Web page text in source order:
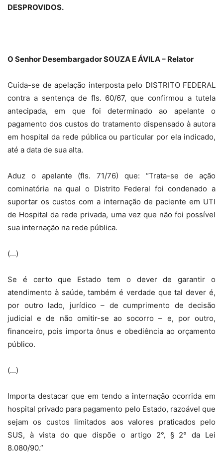
DESPROVIDOS.
O Senhor Desembargador SOUZA E ÁVILA – Relator
Cuida-se de apelação interposta pelo DISTRITO FEDERAL
contra a sentença de fls. 60/67, que confirmou a tutela
antecipada, em que foi determinado ao apelante o
pagamento dos custos do tratamento dispensado à autora
em hospital da rede pública ou particular por ela indicado,
até a data de sua alta.
Aduz o apelante (fls. 71/76) que: “Trata-se de ação
cominatória na qual o Distrito Federal foi condenado a
suportar os custos com a internação de paciente em UTI
de Hospital da rede privada, uma vez que não foi possível
sua internação na rede pública.
(…)
Se é certo que Estado tem o dever de garantir o
atendimento à saúde, também é verdade que tal dever é,
por outro lado, jurídico – de cumprimento de decisão
judicial e de não omitir-se ao socorro – e, por outro,
financeiro, pois importa ônus e obediência ao orçamento
público.
(…)
Importa destacar que em tendo a internação ocorrida em
hospital privado para pagamento pelo Estado, razoável que
sejam os custos limitados aos valores praticados pelo
SUS, à vista do que dispõe o artigo 2°, § 2° da Lei
8.080/90.”